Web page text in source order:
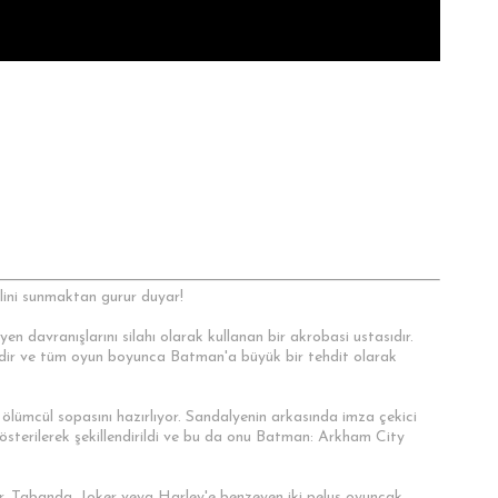
sunmaktan gurur duyar!
davranışlarını silahı olarak kullanan bir akrobasi ustasıdır.
ve tüm oyun boyunca Batman'a büyük bir tehdit olarak
sopasını hazırlıyor. Sandalyenin arkasında imza çekici
şekillendirildi ve bu da onu Batman: Arkham City